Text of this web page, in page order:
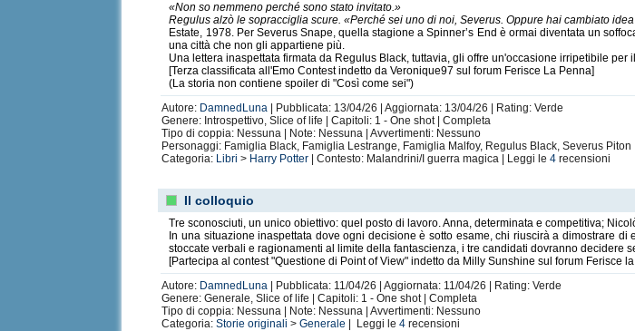
«Non so nemmeno perché sono stato invitato.»
Regulus alzò le sopracciglia scure. «Perché sei uno di noi, Severus. Oppure hai cambiato
Estate, 1978. Per Severus Snape, quella stagione a Spinner’s End è ormai diventata un
una città che non gli appartiene più.
Una lettera inaspettata firmata da Regulus Black, tuttavia, gli offre un'occasione irripetibile per
[Terza classificata all'Emo Contest indetto da Veronique97 sul forum Ferisce La Penna]
(La storia non contiene spoiler di "Così come sei")
Autore: DamnedLuna | Pubblicata: 13/04/26 | Aggiornata: 13/04/26 | Rating: Verde
Genere: Introspettivo, Slice of life | Capitoli: 1 - One shot | Completa
Tipo di coppia: Nessuna | Note: Nessuna | Avvertimenti: Nessuno
Personaggi: Famiglia Black, Famiglia Lestrange, Famiglia Malfoy, Regulus Black, Severus Piton
Categoria: Libri > Harry Potter | Contesto: Malandrini/I guerra magica | Leggi le4 recensioni
Il colloquio
Tre sconosciuti, un unico obiettivo: quel posto di lavoro. Anna, determinata e competitiva;
In una situazione inaspettata dove ogni decisione è sotto esame, chi riuscirà a dimostrare
stoccate verbali e ragionamenti al limite della fantascienza, i tre candidati dovranno decidere
[Partecipa al contest "Questione di Point of View" indetto da Milly Sunshine sul forum Ferisce
Autore: DamnedLuna | Pubblicata: 11/04/26 | Aggiornata: 11/04/26 | Rating: Verde
Genere: Generale, Slice of life | Capitoli: 1 - One shot | Completa
Tipo di coppia: Nessuna | Note: Nessuna | Avvertimenti: Nessuno
Categoria:Storie originali >Generale | Leggi le4 recensioni